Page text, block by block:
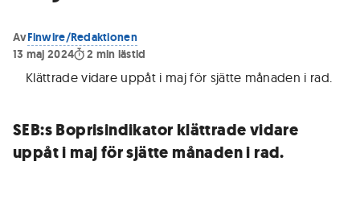
AvFinwire/Redaktionen
13 maj 2024
2 min lästid
Klättrade vidare uppåt i maj för sjätte månaden i rad.
SEB:s Boprisindikator klättrade vidare
uppåt i maj för sjätte månaden i rad.